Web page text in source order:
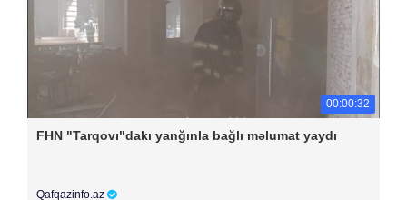
00:00:32
FHN "Tarqovı"dakı yanğınla bağlı məlumat yaydı
Qafqazinfo.az